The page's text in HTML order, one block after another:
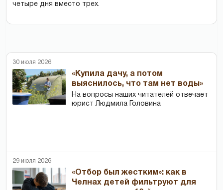
четыре дня вместо трех.
30 июля 2026
«Купила дачу, а потом
выяснилось, что там нет воды»
На вопросы наших читателей отвечает
юрист Людмила Головина
29 июля 2026
«Отбор был жестким»: как в
Челнах детей фильтруют для